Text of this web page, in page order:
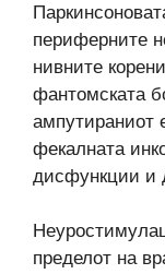
периферните
нивните
фантомската
ампутираниот
фекалната
дисфункции и
пределот на